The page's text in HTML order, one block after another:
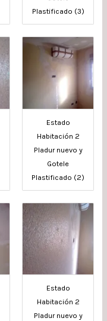
Plastificado (3)
Estado
Habitación 2
Pladur nuevo y
Gotele
Plastificado (2)
Estado
Habitación 2
Pladur nuevo y